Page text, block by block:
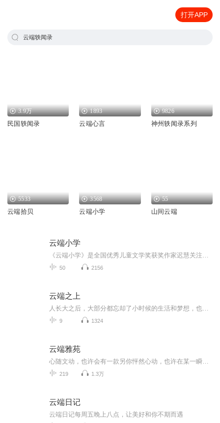
打开APP
云端轶闻录
3.9万
民国轶闻录
1893
云端心言
9826
神州轶闻录系列
5533
云端拾贝
3568
云端小学
55
山间云端
云端小学
50 2156
云端之上
9 1324
云端雅苑
219 1.3万
云端日记
云端日记每周五晚上八点，让美好和你不期而遇